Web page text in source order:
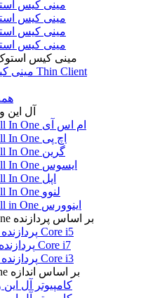
مینی کیس
مینی کیس
مینی کیس
مینی کیس
مینی کیس
مینی کیس استوک Thin Client
آل این
کامپیوتر All In One ام اس آی
کامپیوتر All In One اچ پی
کامپیوتر All In One گرین
کامپیوتر All In One ایسوس
کامپیوتر All In One اپل
کامپیوتر All In One لنوو
کامپیوتر All in One اینوورس
کامپیوتر All in One بر اساس پردازنده
All in One پردازنده Core i5
All in one پردازنده Core i7
All in One پردازنده Core i3
کامپیوتر All in one بر اساس اندازه
کامپیوتر آل این وان